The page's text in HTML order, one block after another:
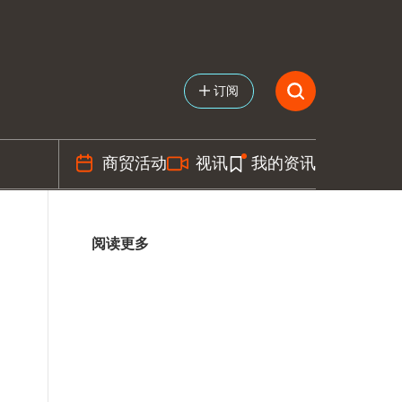
订阅
商贸活动 视讯 我的资讯
阅读更多